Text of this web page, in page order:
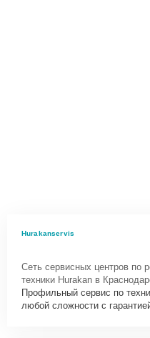
Hurakanservis
Сеть сервисных центров по
техники Hurakan в
Профильный сервис по
любой сложности с